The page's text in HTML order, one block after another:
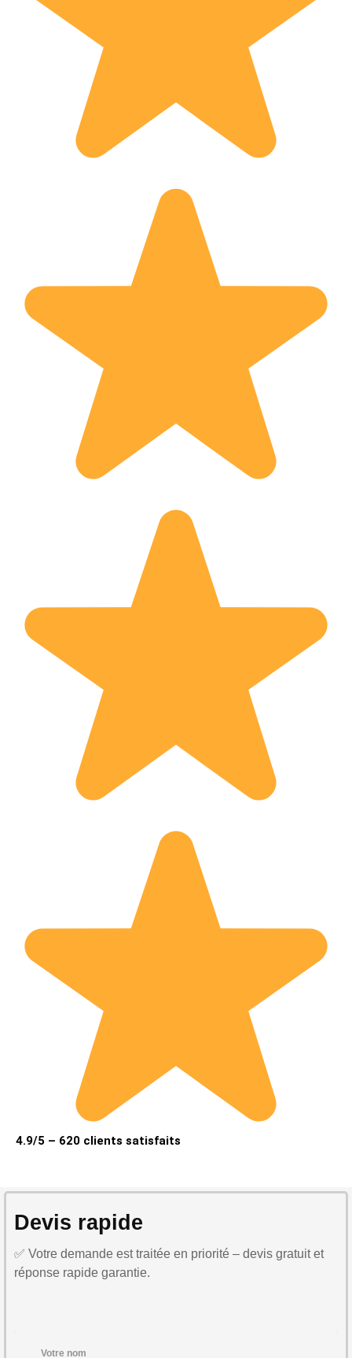
4.9/5 – 620 clients satisfaits
Devis rapide
✅ Votre demande est traitée en priorité – devis gratuit et
réponse rapide garantie.
Votre nom